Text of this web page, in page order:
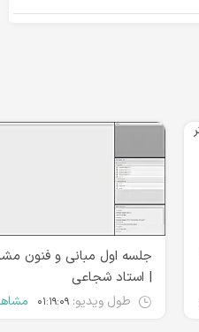
جلسه اول مبانی و فنون
| استاد شجاعی
طول ویدیو: ۰۱:۱۹:۰۹